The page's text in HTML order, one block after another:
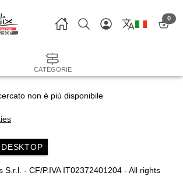
0
CATEGORIE
non è più disponibile
S.r.l. - CF/P.IVA IT02372401204 - All rights